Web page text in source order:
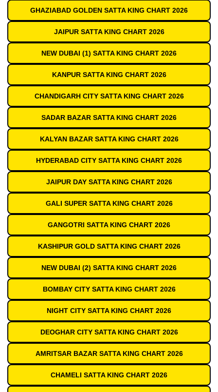
GHAZIABAD GOLDEN SATTA KING CHART 2026
JAIPUR SATTA KING CHART 2026
NEW DUBAI (1) SATTA KING CHART 2026
KANPUR SATTA KING CHART 2026
CHANDIGARH CITY SATTA KING CHART 2026
SADAR BAZAR SATTA KING CHART 2026
KALYAN BAZAR SATTA KING CHART 2026
HYDERABAD CITY SATTA KING CHART 2026
JAIPUR DAY SATTA KING CHART 2026
GALI SUPER SATTA KING CHART 2026
GANGOTRI SATTA KING CHART 2026
KASHIPUR GOLD SATTA KING CHART 2026
NEW DUBAI (2) SATTA KING CHART 2026
BOMBAY CITY SATTA KING CHART 2026
NIGHT CITY SATTA KING CHART 2026
DEOGHAR CITY SATTA KING CHART 2026
AMRITSAR BAZAR SATTA KING CHART 2026
CHAMELI SATTA KING CHART 2026